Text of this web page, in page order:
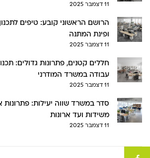
11 דצמבר 2025
הרושם הראשוני קובע: טיפים
ופינת המתנה
11 דצמבר 2025
חללים קטנים, פתרונות גדולים:
עבודה במשרד המודרני
11 דצמבר 2025
סדר במשרד שווה יעילות:
משידות ועד ארונות
11 דצמבר 2025